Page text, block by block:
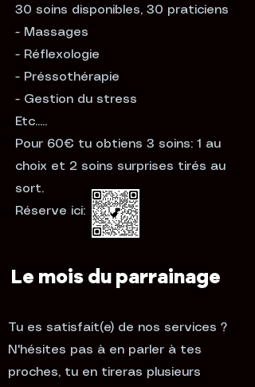
Tu es satisfait(e) de nos services ?
N'hésites pas à en parler à tes
proches, tu en tireras plusieurs
30 soins disponibles, 30 praticiens
- Massages
- Réflexologie
- Préssothérapie
- Gestion du stress
Etc.....
Pour 60€ tu obtiens 3 soins: 1 au
choix et 2 soins surprises tirés au
sort.
Réserve ici:
Le mois du parrainage